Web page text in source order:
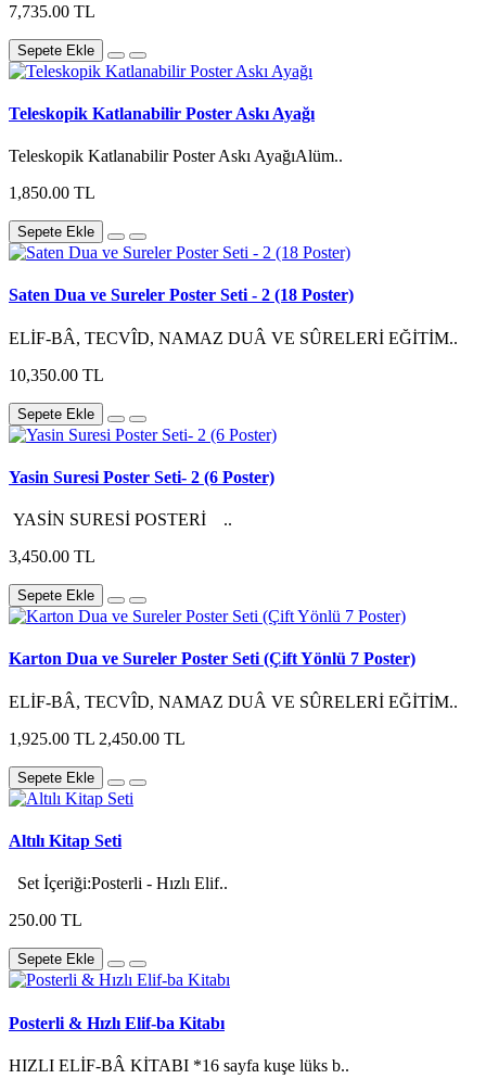
7,735.00 TL
Sepete Ekle
Teleskopik Katlanabilir Poster Askı Ayağı
Teleskopik Katlanabilir Poster Askı AyağıAlüm..
1,850.00 TL
Sepete Ekle
Saten Dua ve Sureler Poster Seti - 2 (18 Poster)
ELİF-BÂ, TECVÎD, NAMAZ DUÂ VE SÛRELERİ EĞİTİM..
10,350.00 TL
Sepete Ekle
Yasin Suresi Poster Seti- 2 (6 Poster)
YASİN SURESİ POSTERİ ..
3,450.00 TL
Sepete Ekle
Karton Dua ve Sureler Poster Seti (Çift Yönlü 7 Poster)
ELİF-BÂ, TECVÎD, NAMAZ DUÂ VE SÛRELERİ EĞİTİM..
1,925.00 TL 2,450.00 TL
Sepete Ekle
Altılı Kitap Seti
Set İçeriği:Posterli - Hızlı Elif..
250.00 TL
Sepete Ekle
Posterli & Hızlı Elif-ba Kitabı
HIZLI ELİF-BÂ KİTABI *16 sayfa kuşe lüks b..